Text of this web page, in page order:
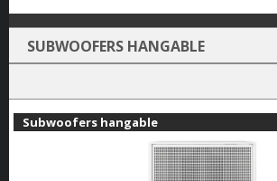
SUBWOOFERS HANGABLE
Subwoofers hangable